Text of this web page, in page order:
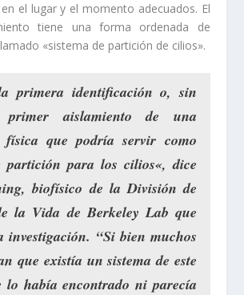
el lugar y el momento adecuados. El
tiene una forma ordenada de
«sistema de partición de cilios».
primera identificación o, sin
aislamiento de una
física que podría servir como
partición para los cilios«, dice
biofísico de la División de
la Vida de Berkeley Lab que
investigación. “Si bien muchos
que existía un sistema de este
lo había encontrado ni parecía